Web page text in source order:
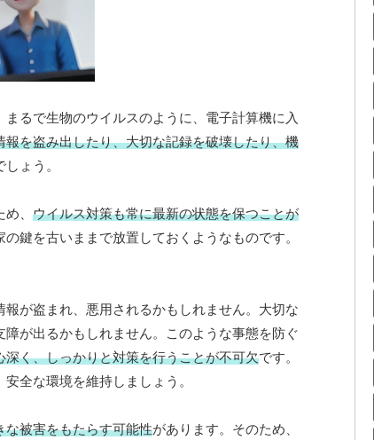
るで生物のウイルスのように、電子計算機に入
報を盗み出したり、大切な記録を破壊したり、機
ょう。
、 ウイルス対策も常に最新の状態を保つことが
鍵を古いままで放置しておくようなものです。
報が盗まれ、悪用されるかもしれません。大切な
が出るかもしれません。このような事態を防ぐ
く、しっかりと対策を行うことが不可欠です。
全な環境を維持しましょう。
な被害をもたらす可能性があります。そのため、